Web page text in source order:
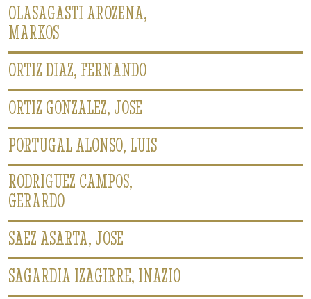
OLASAGASTI AROZENA,
MARKOS
ORTIZ DIAZ, FERNANDO
ORTIZ GONZALEZ, JOSE
PORTUGAL ALONSO, LUIS
RODRIGUEZ CAMPOS,
GERARDO
SAEZ ASARTA, JOSE
SAGARDIA IZAGIRRE, INAZIO